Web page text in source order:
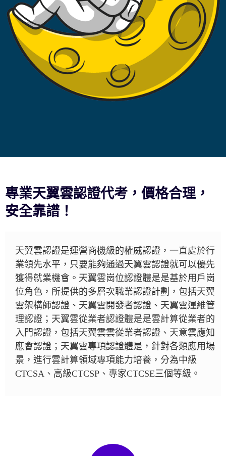
專業天翼雲認證代考，價格合理，
安全靠譜！
天翼雲認證是運營商機級的權威認證，一直處於行
業領先水平，只要能夠通過天翼雲認證就可以優先
獲得就業機會。天翼雲崗位認證體是是基於用戶崗
位角色，所提供的多層次職業認證計劃，包括天翼
雲架構師認證、天翼雲開發者認證、天翼雲運維管
理認證；天翼雲從業者認證體是是雲計算從業者的
入門認證，包括天翼雲雲從業者認證、天意雲應知
應會認證；天翼雲專項認證體是，針對各類應用場
景，進行雲計算領域專項能力培養，分為中級
CTCSA、高級CTCSP、專家CTCSE三個等級。